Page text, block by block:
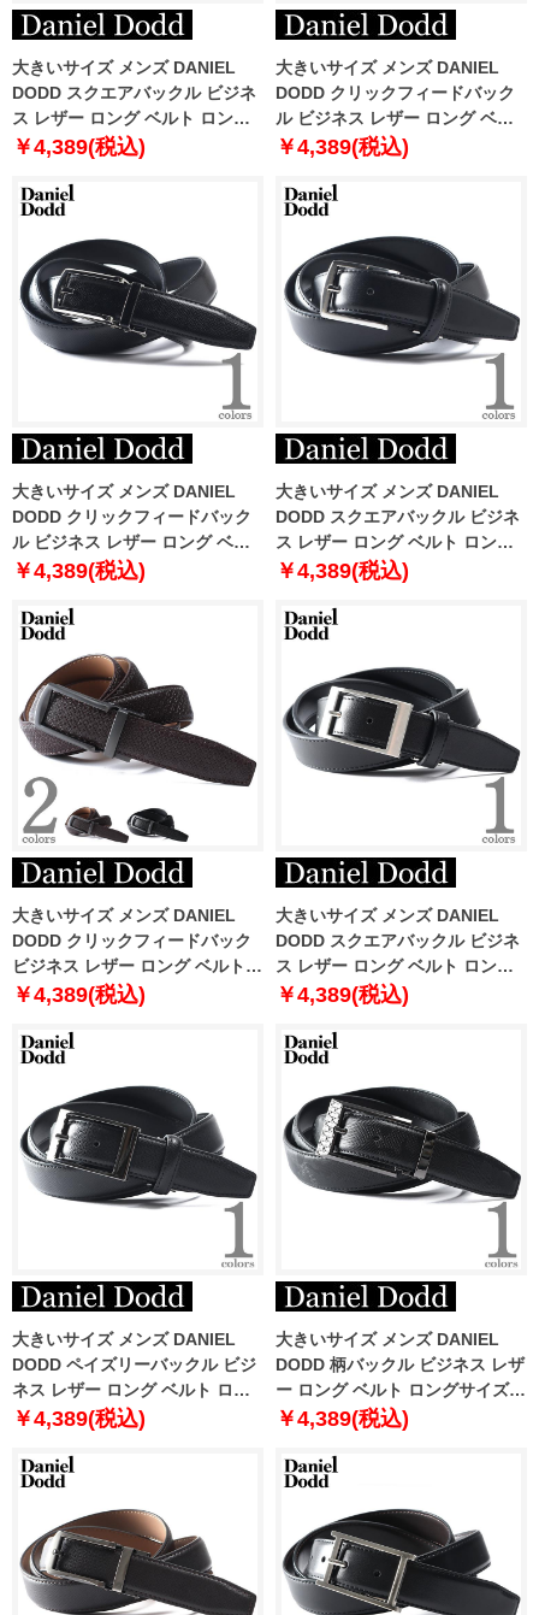
大きいサイズ メンズ DANIEL
DODD スクエアバックル ビジネ
ス レザー ロング ベルト ロング
サイズ azbl-259003
￥4,389(税込)
大きいサイズ メンズ DANIEL
DODD クリックフィードバック
ル ビジネス レザー ロング ベル
ト ロングサイズ azbl-259004
￥4,389(税込)
大きいサイズ メンズ DANIEL
DODD クリックフィードバック
ル ビジネス レザー ロング ベル
ト ロングサイズ azbl-259005
￥4,389(税込)
大きいサイズ メンズ DANIEL
DODD スクエアバックル ビジネ
ス レザー ロング ベルト ロング
サイズ azbl-259006
￥4,389(税込)
大きいサイズ メンズ DANIEL
DODD クリックフィードバック
ビジネス レザー ロング ベルト
ロングサイズ azbl-229001
￥4,389(税込)
大きいサイズ メンズ DANIEL
DODD スクエアバックル ビジネ
ス レザー ロング ベルト ロング
サイズ azbl-229003
￥4,389(税込)
大きいサイズ メンズ DANIEL
DODD ペイズリーバックル ビジ
ネス レザー ロング ベルト ロン
グサイズ azbl-239004
￥4,389(税込)
大きいサイズ メンズ DANIEL
DODD 柄バックル ビジネス レザ
ー ロング ベルト ロングサイズ
azbl-239005
￥4,389(税込)